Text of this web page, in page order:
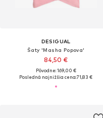
DESIGUAL
Šaty 'Masha Popova'
84,50 €
Pôvodne: 169,00 €
Posledná najnižšia cena:71,83 €